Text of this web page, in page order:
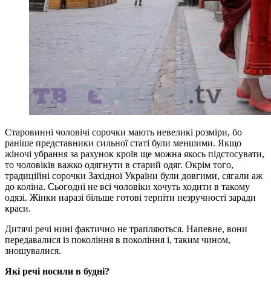
Старовинні чоловічі сорочки мають невеликі розміри, бо
раніше представники сильної статі були меншими. Якщо
жіночі убрання за рахунок кроїв ще можна якось підстосувати,
то чоловіків важко одягнути в старий одяг. Окрім того,
традиційні сорочки Західної України були довгими, сягали аж
до коліна. Сьогодні не всі чоловіки хочуть ходити в такому
одязі. Жінки наразі більше готові терпіти незручності заради
краси.
Дитячі речі нині фактично не трапляються. Напевне, вони
передавалися із покоління в покоління і, таким чином,
зношувалися.
Які речі носили в будні?